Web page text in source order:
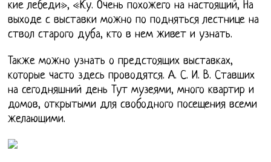
кие лебеди», «Ку. Очень похожего на настоящий, На
выходе с выставки можно по подняться лестнице на
ствол старого дуба, кто в нем живет и узнать.
Также можно узнать о предстоящих выставках,
которые часто здесь проводятся. А. С. И. В. Ставших
на сегодняшний день Тут музеями, много квартир и
домов, открытыми для свободного посещения всеми
желающими.